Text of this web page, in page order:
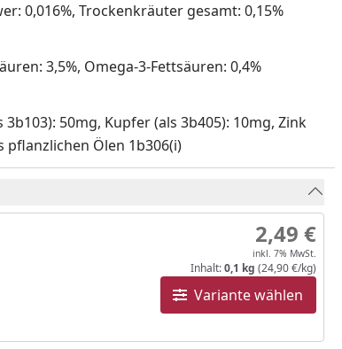
0,016%, Trockenkräuter gesamt: 0,15%
3,5%, Omega-3-Fettsäuren: 0,4%
3b103): 50mg, Kupfer (als 3b405): 10mg, Zink
pflanzlichen Ölen 1b306(i)
Variante wählen
2,49 €
inkl. 7% MwSt.
Inhalt:0,1 kg (24,90 €/kg)